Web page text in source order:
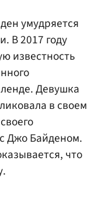
умудряется
В 2017 году
известность
Девушка
в своем
Джо Байденом.
что